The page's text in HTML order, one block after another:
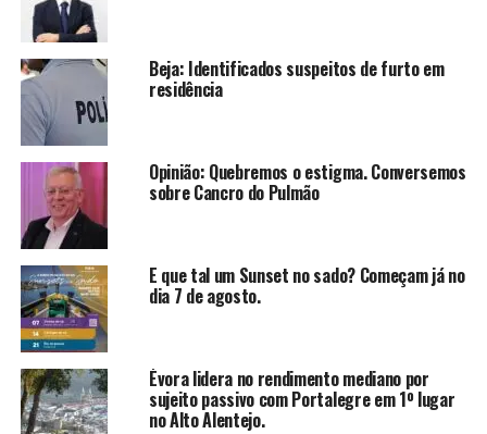
Beja: Identificados suspeitos de furto em
residência
Opinião: Quebremos o estigma. Conversemos
sobre Cancro do Pulmão
E que tal um Sunset no sado? Começam já no
dia 7 de agosto.
Évora lidera no rendimento mediano por
sujeito passivo com Portalegre em 1º lugar
no Alto Alentejo.